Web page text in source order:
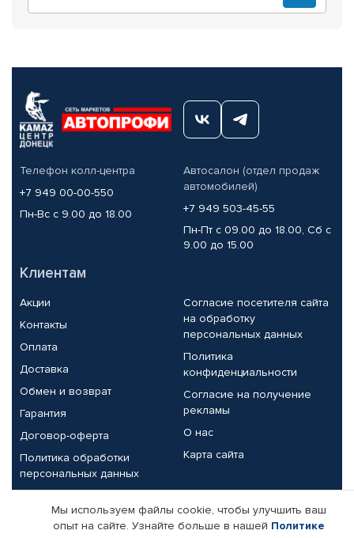
Телефон колл-центра
+7 949 00-00-550
Пн-Вс с 9.00 до 18.00
Автосалон (отдел продаж
автомобилей)
+7 949 503-45-55
Пн-Пт с 09.00 до 18.00, Сб с
9.00 до 15.00
Клиентам
Акции
Контакты
Оплата
Доставка
Обмен и возврат
Гарантия
Договор-оферта
Политика обработки
персональных данных
Согласие посетителя сайта
на обработку
персональных данных
Политика
конфиденциальности
Согласие на получение
рекламы
О нас
Карта сайта
Партнерам
Мы используем файлы cookie, чтобы улучшить ваш
опыт на сайте. Узнайте больше в нашей Политике